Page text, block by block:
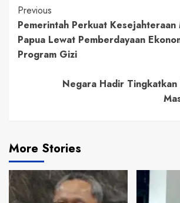
Continue
Reading
Previous
Pemerintah Perkuat Kesejahteraan
Papua Lewat Pemberdayaan
Program Gizi
Negara Hadir
More Stories